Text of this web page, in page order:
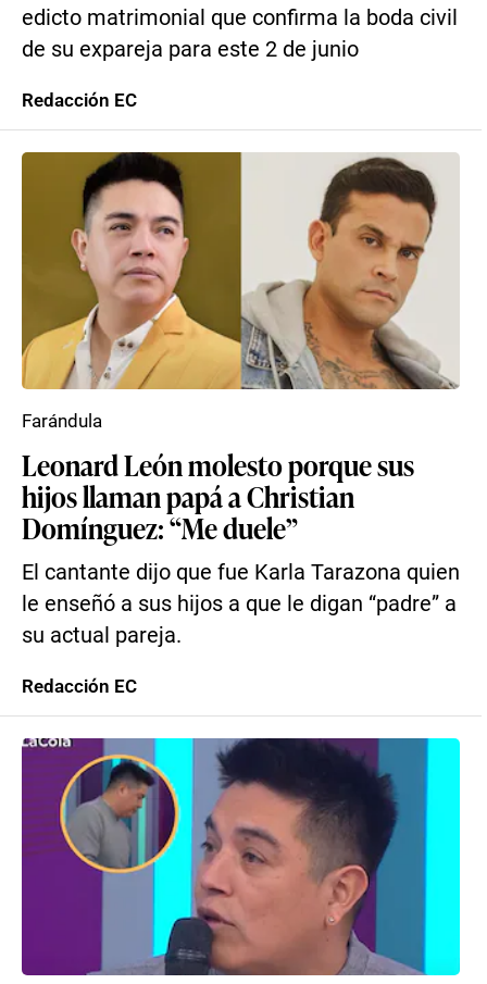
edicto matrimonial que confirma la boda civil
de su expareja para este 2 de junio
Redacción EC
Leonard León molesto porque sus
hijos llaman papá a Christian
Domínguez: “Me duele”
El cantante dijo que fue Karla Tarazona quien
le enseñó a sus hijos a que le digan “padre” a
su actual pareja.
Farándula
Redacción EC